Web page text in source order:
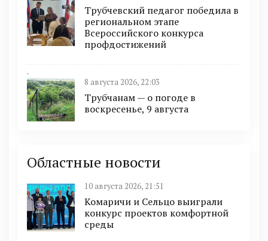
Трубчевский педагог победила в
региональном этапе
Всероссийского конкурса
профдостижений
8 августа 2026, 22:03
Трубчанам — о погоде в
воскресенье, 9 августа
Областные новости
10 августа 2026, 21:51
Комаричи и Сельцо выиграли
конкурс проектов комфортной
среды